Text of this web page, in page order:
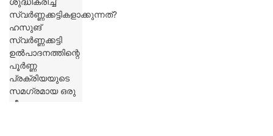
പ്രക്രിയയുടെ സമഗ്രമായ ഒരു വീക്ഷണം.